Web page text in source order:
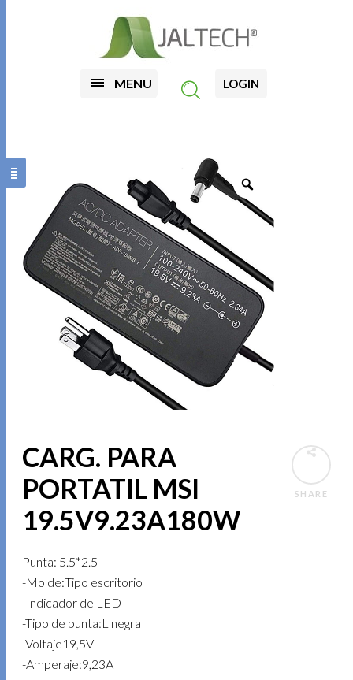
MENU LOGIN
SHARE
CARG. PARA
PORTATIL MSI
19.5V9.23A180W
Punta: 5.5*2.5
-Molde:Tipo escritorio
-Indicador de LED
-Tipo de punta:L negra
-Voltaje19,5V
-Amperaje:9,23A